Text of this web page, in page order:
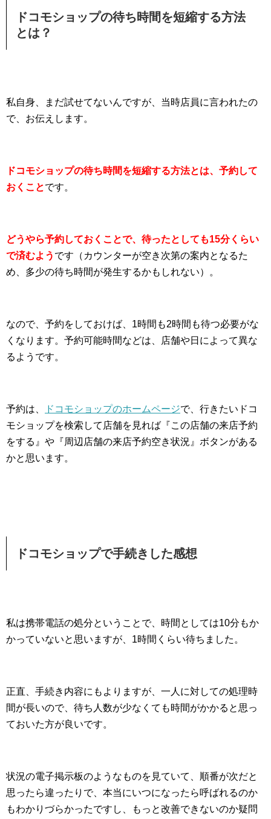
ドコモショップの待ち時間を短縮する方法
とは？
私自身、まだ試せてないんですが、当時店員に言われたの
で、お伝えします。
ドコモショップの待ち時間を短縮する方法とは、予約して
おくことです。
どうやら予約しておくことで、待ったとしても15分くらい
で済むよう です（カウンターが空き次第の案内となるた
め、多少の待ち時間が発生するかもしれない）。
なので、予約をしておけば、1時間も2時間も待つ必要がな
くなります。予約可能時間などは、店舗や日によって異な
るようです。
予約は、 ドコモショップのホームページで、行きたいドコ
モショップを検索して店舗を見れば『この店舗の来店予約
をする』や『周辺店舗の来店予約空き状況』ボタンがある
かと思います。
ドコモショップで手続きした感想
私は携帯電話の処分ということで、時間としては10分もか
かっていないと思いますが、1時間くらい待ちました。
正直、手続き内容にもよりますが、一人に対しての処理時
間が長いので、待ち人数が少なくても時間がかかると思っ
ておいた方が良いです。
状況の電子掲示板のようなものを見ていて、順番が次だと
思ったら違ったりで、本当にいつになったら呼ばれるのか
もわかりづらかったですし、もっと改善できないのか疑問